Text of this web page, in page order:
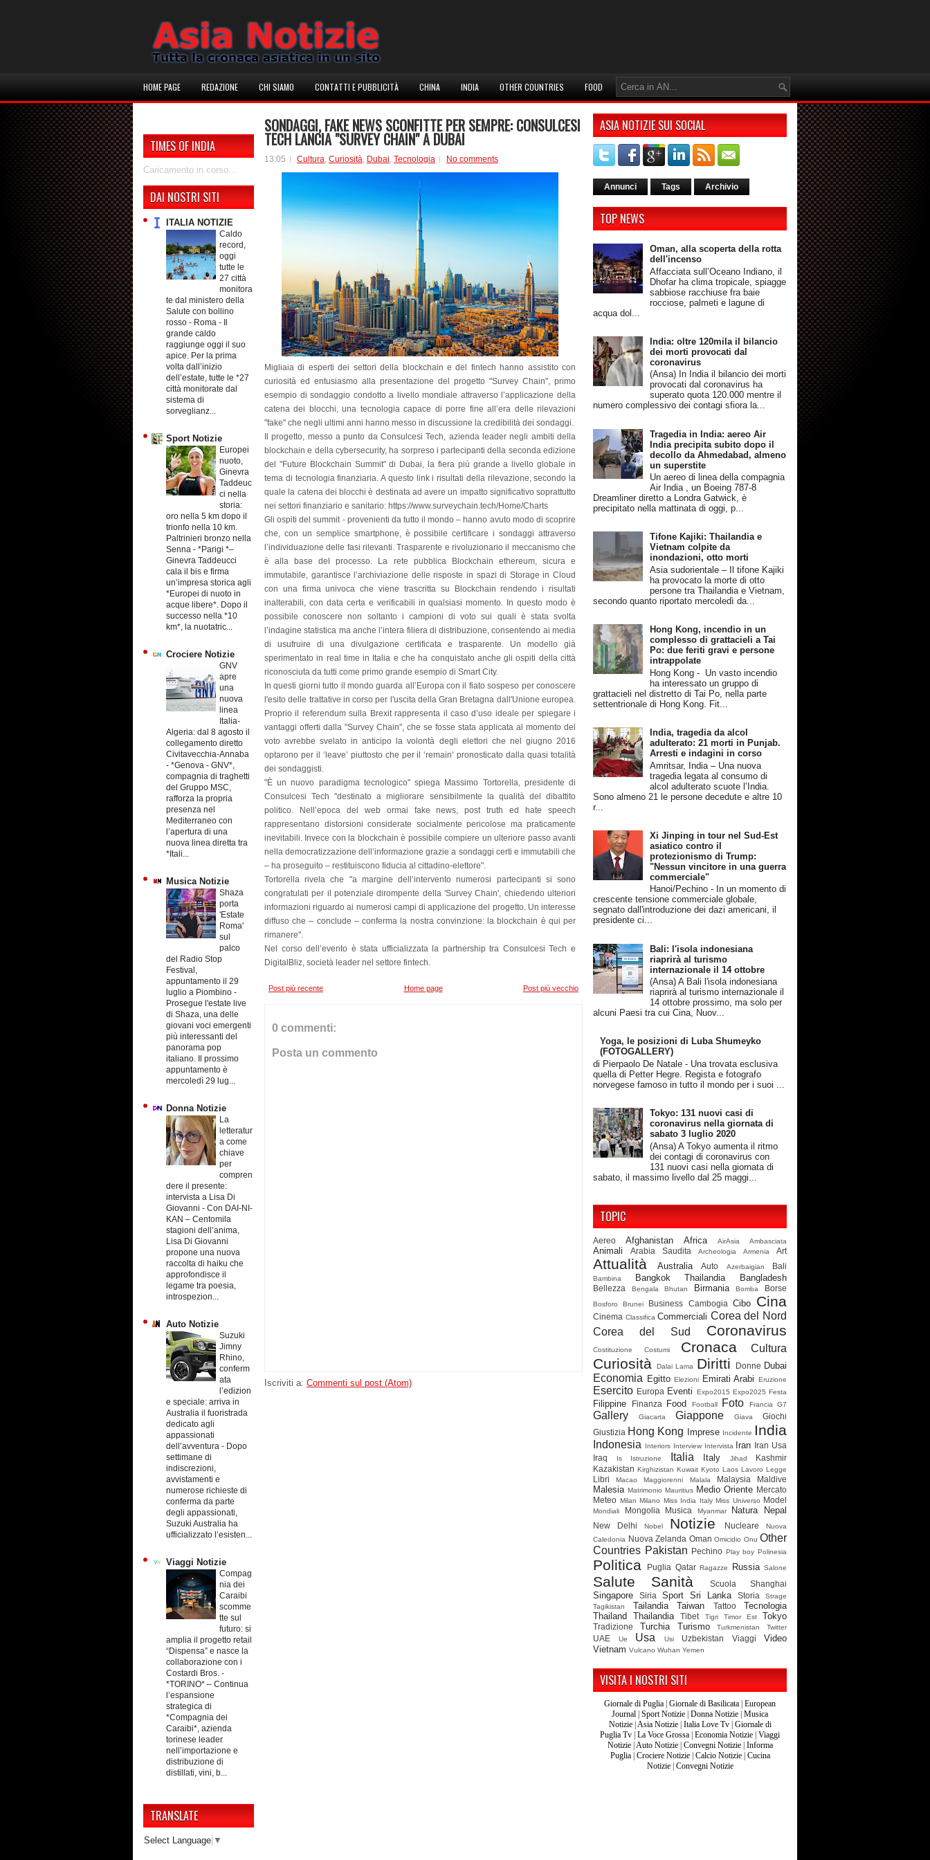
HOME PAGE REDAZIONE CHI SIAMO CONTATTI E PUBBLICITÀ CHINA INDIA OTHER COUNTRIES FOOD
TIMES OF INDIA
Caricamento in corso...
DAI NOSTRI SITI
ITALIA NOTIZIE
Caldo
record,
oggi
tutte le
27 città
monitora
te dal ministero della
Salute con bollino
rosso - Roma - Il
grande caldo
raggiunge oggi il suo
apice. Per la prima
volta dall’inizio
dell’estate, tutte le *27
città monitorate dal
sistema di
sorveglianz...
Sport Notizie
Europei
nuoto,
Ginevra
Taddeuc
ci nella
storia:
oro nella 5 km dopo il
trionfo nella 10 km.
Paltrinieri bronzo nella
Senna - *Parigi *–
Ginevra Taddeucci
cala il bis e firma
un’impresa storica agli
*Europei di nuoto in
acque libere*. Dopo il
successo nella *10
km*, la nuotatric...
Crociere Notizie
GNV
apre
una
nuova
linea
Italia-
Algeria: dal 8 agosto il
collegamento diretto
Civitavecchia-Annaba
- *Genova - GNV*,
compagnia di traghetti
del Gruppo MSC,
rafforza la propria
presenza nel
Mediterraneo con
l’apertura di una
nuova linea diretta tra
*Itali...
Musica Notizie
Shaza
porta
'Estate
Roma'
sul
palco
del Radio Stop
Festival,
appuntamento il 29
luglio a Piombino -
Prosegue l'estate live
di Shaza, una delle
giovani voci emergenti
più interessanti del
panorama pop
italiano. Il prossimo
appuntamento è
mercoledì 29 lug...
Donna Notizie
La
letteratur
a come
chiave
per
compren
dere il presente:
intervista a Lisa Di
Giovanni - Con DAI-NI-
KAN – Centomila
stagioni dell’anima,
Lisa Di Giovanni
propone una nuova
raccolta di haiku che
approfondisce il
legame tra poesia,
introspezion...
Auto Notizie
Suzuki
Jimny
Rhino,
conferm
ata
l’edizion
e speciale: arriva in
Australia il fuoristrada
dedicato agli
appassionati
dell’avventura - Dopo
settimane di
indiscrezioni,
avvistamenti e
numerose richieste di
conferma da parte
degli appassionati,
Suzuki Australia ha
ufficializzato l’esisten...
Viaggi Notizie
Compag
nia dei
Caraibi
scomme
tte sul
futuro: si
amplia il progetto retail
“Dispensa” e nasce la
collaborazione con i
Costardi Bros. -
*TORINO* – Continua
l’espansione
strategica di
*Compagnia dei
Caraibi*, azienda
torinese leader
nell’importazione e
distribuzione di
distillati, vini, b...
TRANSLATE
Select Language ▼
SONDAGGI, FAKE NEWS SCONFITTE PER SEMPRE: CONSULCESI
TECH LANCIA "SURVEY CHAIN" A DUBAI
13:05 Cultura, Curiosità, Dubai, Tecnologia No comments
Migliaia di esperti dei settori della blockchain e del fintech hanno assistito con
curiosità ed entusiasmo alla presentazione del progetto "Survey Chain", primo
esempio di sondaggio condotto a livello mondiale attraverso l’applicazione della
catena dei blocchi, una tecnologia capace di porre fine all’era delle rilevazioni
"fake" che negli ultimi anni hanno messo in discussione la credibilità dei sondaggi.
Il progetto, messo a punto da Consulcesi Tech, azienda leader negli ambiti della
blockchain e della cybersecurity, ha sorpreso i partecipanti della seconda edizione
del "Future Blockchain Summit" di Dubai, la fiera più grande a livello globale in
tema di tecnologia finanziaria. A questo link i risultati della rilevazione, secondo la
quale la catena dei blocchi è destinata ad avere un impatto significativo soprattutto
nei settori finanziario e sanitario: https://www.surveychain.tech/Home/Charts
Gli ospiti del summit - provenienti da tutto il mondo – hanno avuto modo di scoprire
che, con un semplice smartphone, è possibile certificare i sondaggi attraverso
l’individuazione delle fasi rilevanti. Trasparente e rivoluzionario il meccanismo che
è alla base del processo. La rete pubblica Blockchain ethereum, sicura e
immutabile, garantisce l’archiviazione delle risposte in spazi di Storage in Cloud
con una firma univoca che viene trascritta su Blockchain rendendo i risultati
inalterabili, con data certa e verificabili in qualsiasi momento. In questo modo è
possibile conoscere non soltanto i campioni di voto sui quali è stata svolta
l’indagine statistica ma anche l’intera filiera di distribuzione, consentendo ai media
di usufruire di una divulgazione certificata e trasparente. Un modello già
sperimentato in real time in Italia e che ha conquistato anche gli ospiti della città
riconosciuta da tutti come primo grande esempio di Smart City.
In questi giorni tutto il mondo guarda all’Europa con il fiato sospeso per conoscere
l'esito delle trattative in corso per l'uscita della Gran Bretagna dall'Unione europea.
Proprio il referendum sulla Brexit rappresenta il caso d’uso ideale per spiegare i
vantaggi offerti dalla "Survey Chain", che se fosse stata applicata al momento del
voto avrebbe svelato in anticipo la volontà degli elettori che nel giugno 2016
optarono per il ‘leave’ piuttosto che per il ‘remain’ pronosticato dalla quasi totalità
dei sondaggisti.
"È un nuovo paradigma tecnologico" spiega Massimo Tortorella, presidente di
Consulcesi Tech "destinato a migliorare sensibilmente la qualità del dibattito
politico. Nell’epoca del web ormai fake news, post truth ed hate speech
rappresentano distorsioni considerate socialmente pericolose ma praticamente
inevitabili. Invece con la blockchain è possibile compiere un ulteriore passo avanti
nella democratizzazione dell’informazione grazie a sondaggi certi e immutabili che
– ha proseguito – restituiscono fiducia al cittadino-elettore".
Tortorella rivela che "a margine dell’intervento numerosi partecipanti si sono
congratulati per il potenziale dirompente della 'Survey Chain', chiedendo ulteriori
informazioni riguardo ai numerosi campi di applicazione del progetto. Un interesse
diffuso che – conclude – conferma la nostra convinzione: la blockchain è qui per
rimanere".
Nel corso dell’evento è stata ufficializzata la partnership tra Consulcesi Tech e
DigitalBliz, società leader nel settore fintech.
Post più recente Post più vecchio
Home page
0 commenti:
Posta un commento
Iscriviti a: Commenti sul post (Atom)
ASIA NOTIZIE SUI SOCIAL
Annunci Tags Archivio
TOP NEWS
Oman, alla scoperta della rotta
dell'incenso
Affacciata sull’Oceano Indiano, il
Dhofar ha clima tropicale, spiagge
sabbiose racchiuse fra baie
rocciose, palmeti e lagune di
acqua dol...
India: oltre 120mila il bilancio
dei morti provocati dal
coronavirus
(Ansa) In India il bilancio dei morti
provocati dal coronavirus ha
superato quota 120.000 mentre il
numero complessivo dei contagi sfiora la...
Tragedia in India: aereo Air
India precipita subito dopo il
decollo da Ahmedabad, almeno
un superstite
Un aereo di linea della compagnia
Air India , un Boeing 787-8
Dreamliner diretto a Londra Gatwick, è
precipitato nella mattinata di oggi, p...
Tifone Kajiki: Thailandia e
Vietnam colpite da
inondazioni, otto morti
Asia sudorientale – Il tifone Kajiki
ha provocato la morte di otto
persone tra Thailandia e Vietnam,
secondo quanto riportato mercoledì da...
Hong Kong, incendio in un
complesso di grattacieli a Tai
Po: due feriti gravi e persone
intrappolate
Hong Kong - Un vasto incendio
ha interessato un gruppo di
grattacieli nel distretto di Tai Po, nella parte
settentrionale di Hong Kong. Fit...
India, tragedia da alcol
adulterato: 21 morti in Punjab.
Arresti e indagini in corso
Amritsar, India – Una nuova
tragedia legata al consumo di
alcol adulterato scuote l’India.
Sono almeno 21 le persone decedute e altre 10
r...
Xi Jinping in tour nel Sud-Est
asiatico contro il
protezionismo di Trump:
"Nessun vincitore in una guerra
commerciale"
Hanoi/Pechino - In un momento di
crescente tensione commerciale globale,
segnato dall'introduzione dei dazi americani, il
presidente ci...
Bali: l'isola indonesiana
riaprirà al turismo
internazionale il 14 ottobre
(Ansa) A Bali l'isola indonesiana
riaprirà al turismo internazionale il
14 ottobre prossimo, ma solo per
alcuni Paesi tra cui Cina, Nuov...
Yoga, le posizioni di Luba Shumeyko
(FOTOGALLERY)
di Pierpaolo De Natale - Una trovata esclusiva
quella di Petter Hegre. Regista e fotografo
norvegese famoso in tutto il mondo per i suoi ...
Tokyo: 131 nuovi casi di
coronavirus nella giornata di
sabato 3 luglio 2020
(Ansa) A Tokyo aumenta il ritmo
dei contagi di coronavirus con
131 nuovi casi nella giornata di
sabato, il massimo livello dal 25 maggi...
TOPIC
Aereo Afghanistan Africa AirAsia Ambasciata
Animali Arabia Saudita Archeologia Armenia Art
Attualità Australia Auto Azerbaigian Bali
Bambina Bangkok Thailandia Bangladesh
Bellezza Bengala Bhutan Birmania Bomba Borse
Bosforo Brunei Business Cambogia Cibo Cina
Cinema Classifica Commerciali Corea del Nord
Corea del Sud
Coronavirus
Costituzione Costumi Cronaca Cultura
Curiosità Dalai Lama Diritti Donne Dubai
Economia Egitto Elezioni Emirati Arabi Eruzione
Esercito Europa Eventi Expo2015 Expo2025 Festa
Filippine Finanza Food Football Foto Francia G7
Gallery Giacarta Giappone Giava
Giochi
Giustizia Hong Kong Imprese Incidente India
Indonesia Interiors Interview Intervista Iran Iran Usa
Iraq
Is Istruzione Italia Italy Jihad
Kashmir
Kazakistan Kirghizistan Kuwait Kyoto Laos Lavoro Legge
Libri Macao Maggiorenni Malala Malaysia Maldive
Malesia Matrimonio Mauritius Medio Oriente Mercato
Meteo Milan Milano Miss India Italy Miss Universo Model
Mondiali Mongolia Musica Myanmar Natura Nepal
New Delhi Nobel Notizie Nucleare
Nuova
Caledonia Nuova Zelanda Oman Omicidio Onu Other
Countries Pakistan Pechino Play boy Polinesia
Politica Puglia Qatar Ragazze Russia Salone
Salute Sanità Scuola Shanghai
Singapore Siria Sport Sri Lanka Storia
Strage
Tagikistan
Tailandia Taiwan Tattoo
Tecnologia
Thailand
Thailandia Tibet Tigri Timor Est Tokyo
Tradizione Turchia Turismo Turkmenistan Twitter
UAE Ue Usa Usi Uzbekistan Viaggi
Video
Vietnam Vulcano Wuhan Yemen
VISITA I NOSTRI SITI
Giornale di Puglia | Giornale di Basilicata | European
Journal | Sport Notizie | Donna Notizie | Musica
Notizie|Asia Notizie| Italia Love Tv| Giornale di
Puglia Tv | La Voce Grossa | Economia Notizie | Viaggi
Notizie|Auto Notizie| Convegni Notizie| Informa
Puglia| Crociere Notizie| Calcio Notizie| Cucina
Notizie| Convegni Notizie